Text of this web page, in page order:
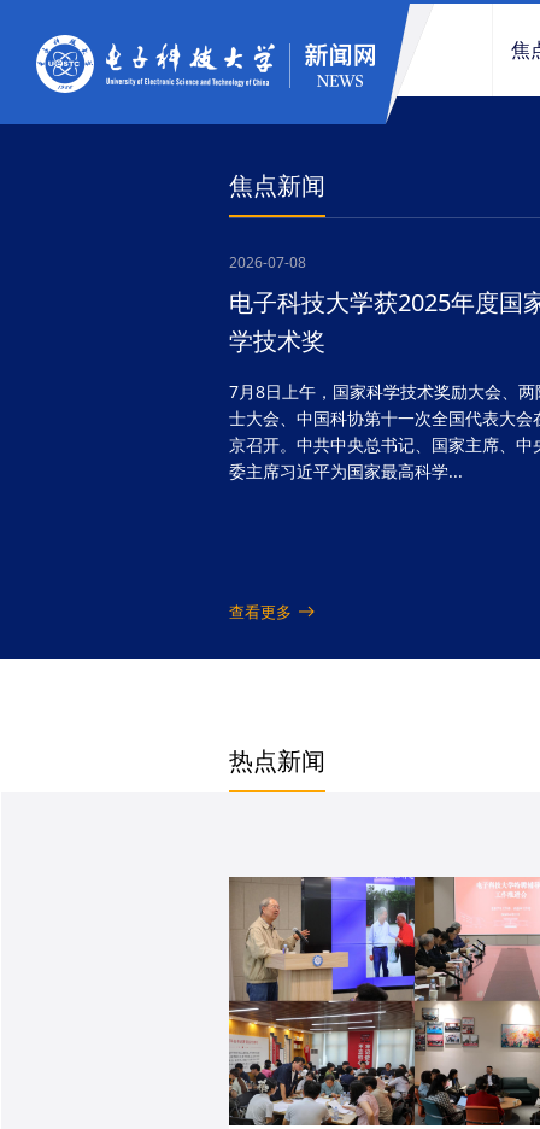
焦
焦点新闻
2026-07-08
电子科技大学获2025年度国
学技术奖
7月8日上午，国家科学技术奖励大会、两
士大会、中国科协第十一次全国代表大会
京召开。中共中央总书记、国家主席、中
委主席习近平为国家最高科学...
查看更多
热点新闻